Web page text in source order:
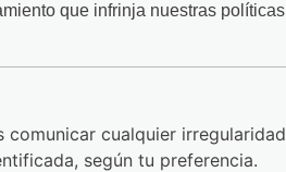
que infrinja nuestras políticas
comunicar cualquier irregularidad
según tu preferencia.